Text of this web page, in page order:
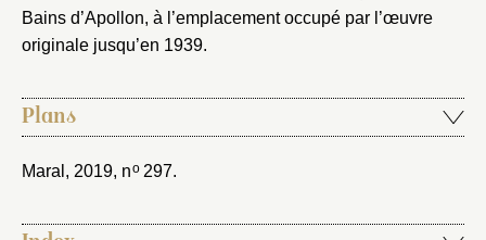
Bains d’Apollon, à l’emplacement occupé par l’œuvre
originale jusqu’en 1939.
Plans
Maral, 2019, no297.